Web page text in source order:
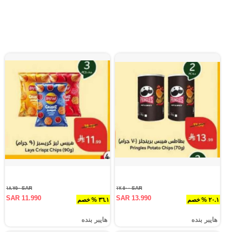
٢٠.١ % خصم
SAR ١٧.٥٠٠
SAR 13.990
هايبر بنده
٣٦.١ % خصم
SAR ١٨.٧٥٠
SAR 11.990
هايبر بنده